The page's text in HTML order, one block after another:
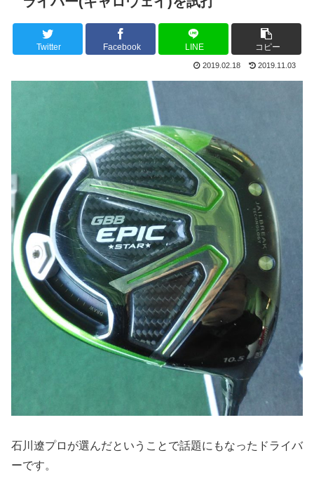
Twitter Facebook LINE コピー
2019.02.18 2019.11.03
石川遼プロが選んだということで話題にもなったドライバ
ーです。